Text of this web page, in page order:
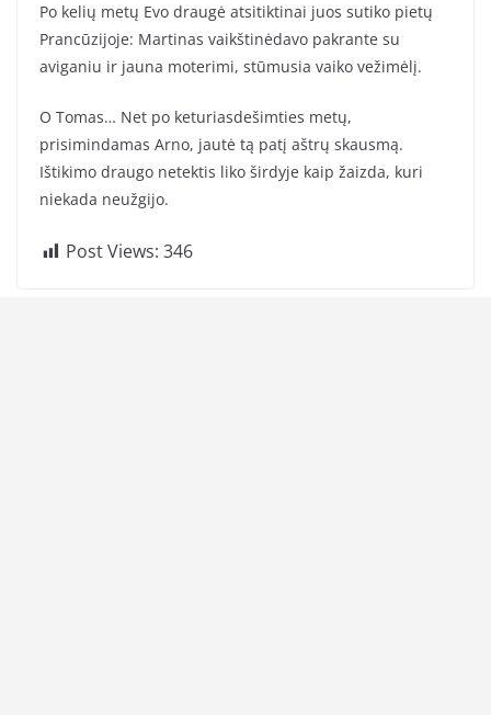
Po kelių metų Evo draugė atsitiktinai juos sutiko pietų
Prancūzijoje: Martinas vaikštinėdavo pakrante su
aviganiu ir jauna moterimi, stūmusia vaiko vežimėlį.
O Tomas… Net po keturiasdešimties metų,
prisimindamas Arno, jautė tą patį aštrų skausmą.
Ištikimo draugo netektis liko širdyje kaip žaizda, kuri
niekada neužgijo.
Post Views: 346